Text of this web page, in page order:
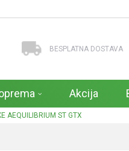
BESPLATNA DOSTAVA
Akcija
AEQUILIBRIUM ST GTX